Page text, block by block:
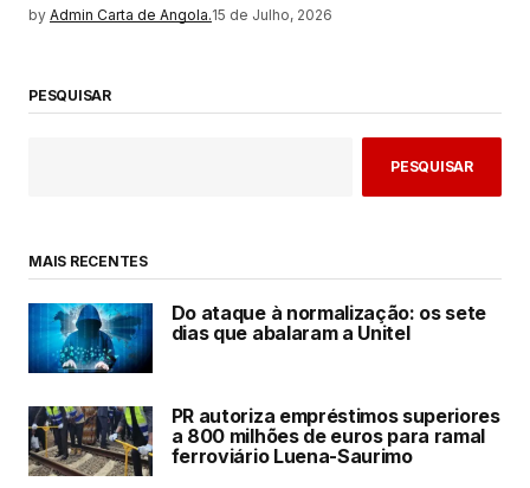
by Admin Carta de Angola.15 de Julho, 2026
PESQUISAR
PESQUISAR
MAIS RECENTES
Do ataque à normalização: os sete
dias que abalaram a Unitel
PR autoriza empréstimos superiores
a 800 milhões de euros para ramal
ferroviário Luena-Saurimo